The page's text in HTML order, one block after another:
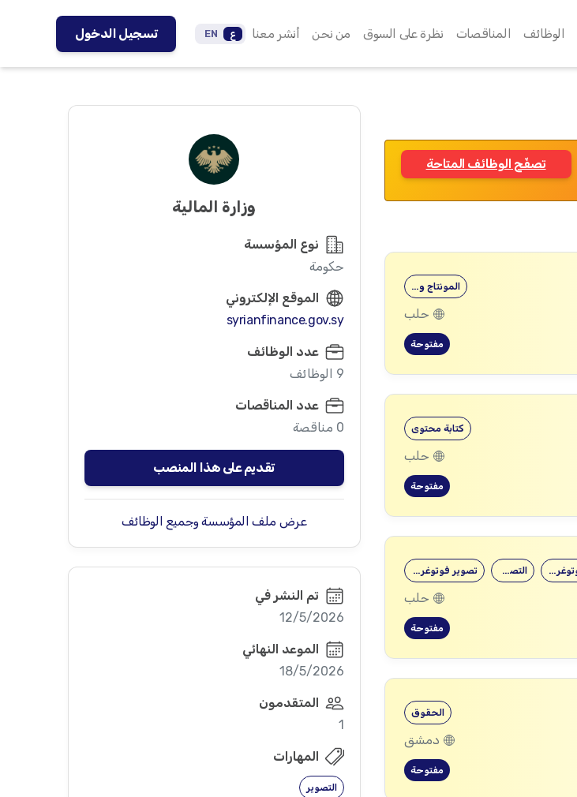
الوظائف المناقصات نظرة على السوق من نحن أنشر معنا ع EN تسجيل الدخول
تصفّح الوظائف المتاحة
المونتاج و…
حلب
مفتوحة
كتابة محتوى
حلب
مفتوحة
تصوير فوتوغرافي التصوير التصوير الفوتوغرافي
حلب
مفتوحة
الحقوق
دمشق
مفتوحة
وزارة المالية
نوع المؤسسة
حكومة
الموقع الإلكتروني
syrianfinance.gov.sy
عدد الوظائف
9 الوظائف
عدد المناقصات
0 مناقصة
تقديم على هذا المنصب
عرض ملف المؤسسة وجميع الوظائف
تم النشر في
12/5/2026
الموعد النهائي
18/5/2026
المتقدمون
1
المهارات
التصوير